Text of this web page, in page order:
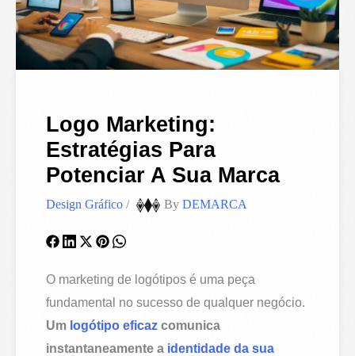
Logo Marketing:
Estratégias Para
Potenciar A Sua Marca
Design Gráfico / ByDEMARCA
O marketing de logótipos é uma peça
fundamental no sucesso de qualquer negócio.
Um logótipo eficaz comunica
instantaneamente a identidade da sua